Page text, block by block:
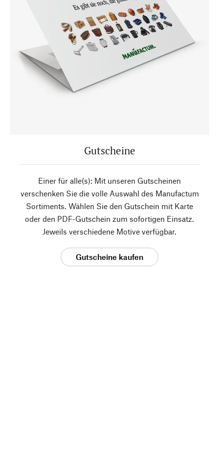
Gutscheine
Einer für alle(s): Mit unseren Gutscheinen
verschenken Sie die volle Auswahl des Manufactum
Sortiments. Wählen Sie den Gutschein mit Karte
oder den PDF-Gutschein zum sofortigen Einsatz.
Jeweils verschiedene Motive verfügbar.
Gutscheine kaufen